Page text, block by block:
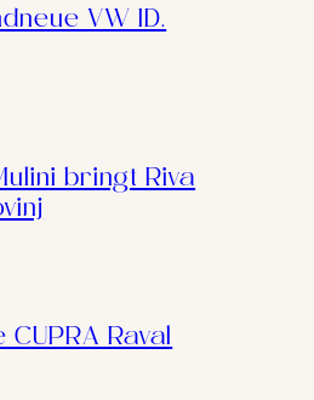
VW ID.
bringt Riva
Raval